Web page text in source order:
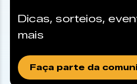
Dicas, sorteios,
mais
Faça parte da